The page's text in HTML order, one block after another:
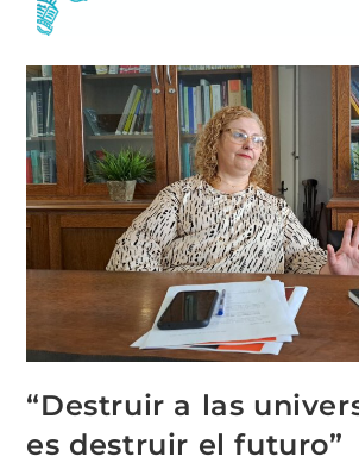
“Destruir a las
es destruir el futuro”